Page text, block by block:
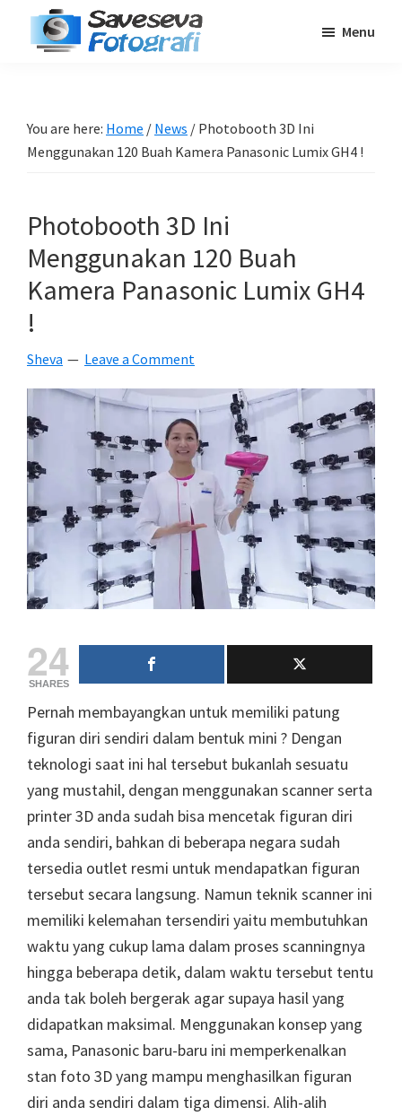
Pemula
-
Tutorial
-
Berita
-
Traveling
Menu
You are here: Home / News / Photobooth 3D Ini
Menggunakan 120 Buah Kamera Panasonic Lumix GH4 !
Photobooth 3D Ini
Menggunakan 120 Buah
Kamera Panasonic Lumix GH4
!
Sheva Leave a Comment
24
SHARES
Pernah membayangkan untuk memiliki patung
figuran diri sendiri dalam bentuk mini ? Dengan
teknologi saat ini hal tersebut bukanlah sesuatu
yang mustahil, dengan menggunakan scanner serta
printer 3D anda sudah bisa mencetak figuran diri
anda sendiri, bahkan di beberapa negara sudah
tersedia outlet resmi untuk mendapatkan figuran
tersebut secara langsung. Namun teknik scanner ini
memiliki kelemahan tersendiri yaitu membutuhkan
waktu yang cukup lama dalam proses scanningnya
hingga beberapa detik, dalam waktu tersebut tentu
anda tak boleh bergerak agar supaya hasil yang
didapatkan maksimal. Menggunakan konsep yang
sama, Panasonic baru-baru ini memperkenalkan
stan foto 3D yang mampu menghasilkan figuran
diri anda sendiri dalam tiga dimensi. Alih-alih